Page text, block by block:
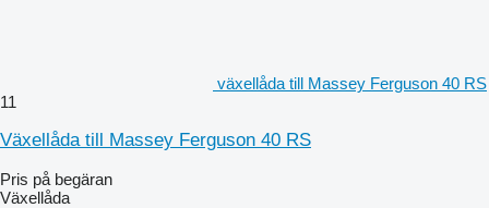
växellåda till Massey Ferguson 40 RS
11
Växellåda till Massey Ferguson 40 RS
Pris på begäran
Växellåda